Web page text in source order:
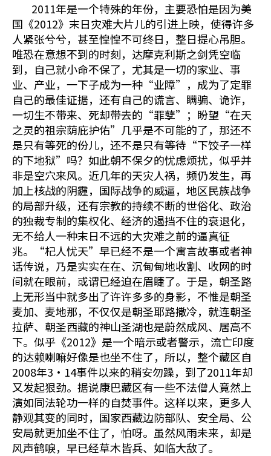
2011年是一个特殊的年份，主要恐怕是因为美
国《2012》末日灾难大片儿的引进上映，使得许多
人紧张兮兮，甚至惶惶不可终日，整日提心吊胆。
唯恐在意想不到的时刻，达摩克利斯之剑凭空临
到，自己就小命不保了，尤其是一切的家业、事
业、产业，一下子成为一种“业障”，成为了定罪
自己的最佳证据，还有自己的谎言、瞒骗、诡诈，
一切生不带来、死却带去的“罪孽”；盼望“在天
之灵的祖宗荫庇护佑”几乎是不可能的了，那还不
是只有等死的份儿，还不是只有等待“下饺子一样
的下地狱”吗？如此朝不保夕的忧虑烦扰，似乎并
非是空穴来风。近几年的天灾人祸，频仍发生，再
加上核战的阴霾，国际战争的威逼，地区民族战争
的局部升级，还有宗教的持续不断的世俗化、政治
的独裁专制的集权化、经济的遏挡不住的衰退化，
无不给人一种末日不远的大灾难之前的逼真征
兆。“杞人忧天”早已经不是一个寓言故事或者神
话传说，乃是实实在在、沉甸甸地收割、收网的时
间就在眼前，或谓已经迫在眉睫了。于是，朝圣路
上无形当中就多出了许许多多的身影，不惟是朝圣
麦加、麦地那，不仅仅是朝圣耶路撒冷，就连朝圣
拉萨、朝圣西藏的神山圣湖也是蔚然成风、居高不
下。似乎《2012》是一个暗示或者警示，流亡印度
的达赖喇嘛好像是也坐不住了，所以，整个藏区自
2008年3•14事件以来的稍安勿躁，到了2011年却
又发起狠劲。据说康巴藏区有一些不法僧人竟然上
演如同法轮功一样的自焚事件。这样以来，更多人
静观其变的同时，国家西藏边防部队、安全局、公
安局就更加坐不住了，怕呀。虽然风雨未来，却是
风声鹤唳，早已经草木皆兵、如临大敌了。